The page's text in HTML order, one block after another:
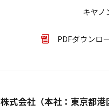
キヤノ
PDFダウンロ
式会社（本社：東京都